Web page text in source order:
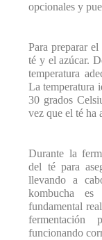
opcionales y
Para preparar
té y el azúcar.
temperatura
La temperatura
30 grados
vez que el té ha
Durante la
del té para
llevando a
kombucha
fundamental
fermentación
funcionando